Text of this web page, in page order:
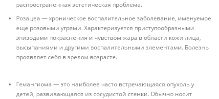
распространенная эстетическая проблема.
Розацеа — хроническое воспалительное заболевание, именуемое
еще розовыми угрями. Характеризуется приступообразными
эпизодами покраснения и чувством жара в области кожи лица,
высыпаниями и другими воспалительными элементами. Болезнь
проявляет себя в зрелом возрасте.
Гемангиома — это наиболее часто встречающаяся опухоль у
детей, развивающаяся из сосудистой стенки. Обычно носит